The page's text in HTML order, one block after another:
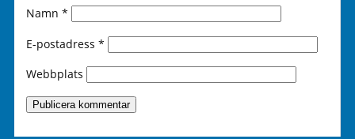
Namn *
E-postadress *
Webbplats